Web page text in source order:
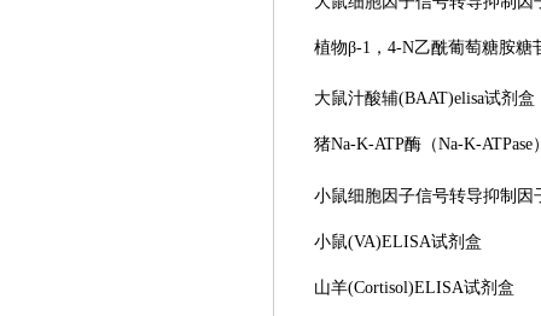
植物β-1，4-N乙酰葡萄糖胺糖
大鼠汁酸辅(BAAT)elisa试剂盒
猪Na-K-ATP酶（Na-K-ATPase
小鼠细胞因子信号转导抑制因
小鼠(VA)ELISA试剂盒
山羊(Cortisol)ELISA试剂盒